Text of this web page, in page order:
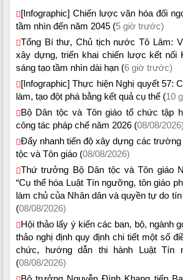
[Infographic] Chiến lược văn hóa đối
tầm nhìn đến năm 2045 (5 giờ trước)
Tổng Bí thư, Chủ tịch nước Tô Lâm:
xây dựng, triển khai chiến lược kết nối
sáng tạo tầm nhìn dài hạn (6 giờ trước)
[Infographic] Thực hiện Nghị quyết 57:
làm, tạo đột phá bằng kết quả cụ thể (10
Bộ Dân tộc và Tôn giáo tổ chức tập
công tác pháp chế năm 2026 (08/08/2026)
Đẩy nhanh tiến độ xây dựng các trường
tộc và Tôn giáo (08/08/2026)
Thứ trưởng Bộ Dân tộc và Tôn giáo
“Cụ thể hóa Luật Tín ngưỡng, tôn giáo
làm chủ của Nhân dân và quyền tự do
(08/08/2026)
Hội thảo lấy ý kiến các ban, bộ, ngành
thảo nghị định quy định chi tiết một số
chức, hướng dẫn thi hành Luật Tín
(08/08/2026)